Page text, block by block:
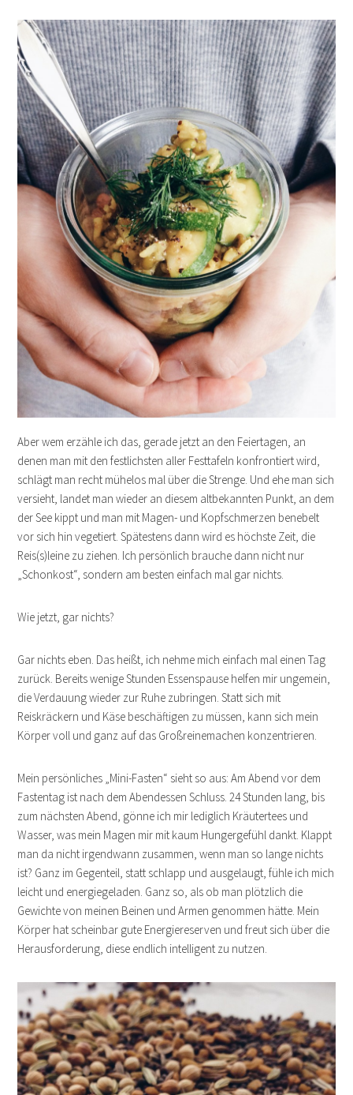
Aber wem erzähle ich das, gerade jetzt an den Feiertagen, an
denen man mit den festlichsten aller Festtafeln konfrontiert wird,
schlägt man recht mühelos mal über die Strenge. Und ehe man sich
versieht, landet man wieder an diesem altbekannten Punkt, an dem
der See kippt und man mit Magen- und Kopfschmerzen benebelt
vor sich hin vegetiert. Spätestens dann wird es höchste Zeit, die
Reis(s)leine zu ziehen. Ich persönlich brauche dann nicht nur
„Schonkost“, sondern am besten einfach mal gar nichts.
Wie jetzt, gar nichts?
Gar nichts eben. Das heißt, ich nehme mich einfach mal einen Tag
zurück. Bereits wenige Stunden Essenspause helfen mir ungemein,
die Verdauung wieder zur Ruhe zubringen. Statt sich mit
Reiskräckern und Käse beschäftigen zu müssen, kann sich mein
Körper voll und ganz auf das Großreinemachen konzentrieren.
Mein persönliches „Mini-Fasten“ sieht so aus: Am Abend vor dem
Fastentag ist nach dem Abendessen Schluss. 24 Stunden lang, bis
zum nächsten Abend, gönne ich mir lediglich Kräutertees und
Wasser, was mein Magen mir mit kaum Hungergefühl dankt. Klappt
man da nicht irgendwann zusammen, wenn man so lange nichts
ist? Ganz im Gegenteil, statt schlapp und ausgelaugt, fühle ich mich
leicht und energiegeladen. Ganz so, als ob man plötzlich die
Gewichte von meinen Beinen und Armen genommen hätte. Mein
Körper hat scheinbar gute Energiereserven und freut sich über die
Herausforderung, diese endlich intelligent zu nutzen.